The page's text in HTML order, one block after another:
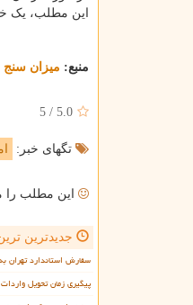
این مطلب، یک
منبع: میزان سنج
5.0
/
5
تگهای خبر:
این مطلب را
جدیدترین
سفارش استاندارد تهران
پیگیری زمان تحویل